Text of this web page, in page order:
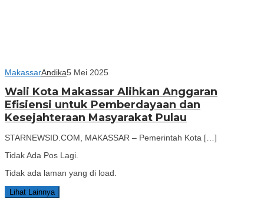
MakassarAndika5 Mei 2025
Wali Kota Makassar Alihkan Anggaran
Efisiensi untuk Pemberdayaan dan
Kesejahteraan Masyarakat Pulau
STARNEWSID.COM, MAKASSAR – Pemerintah Kota […]
Tidak Ada Pos Lagi.
Tidak ada laman yang di load.
Lihat Lainnya